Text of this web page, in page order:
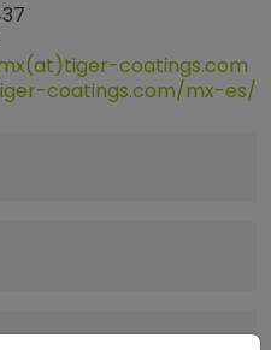
coatings.com
coatings.com/mx-es/